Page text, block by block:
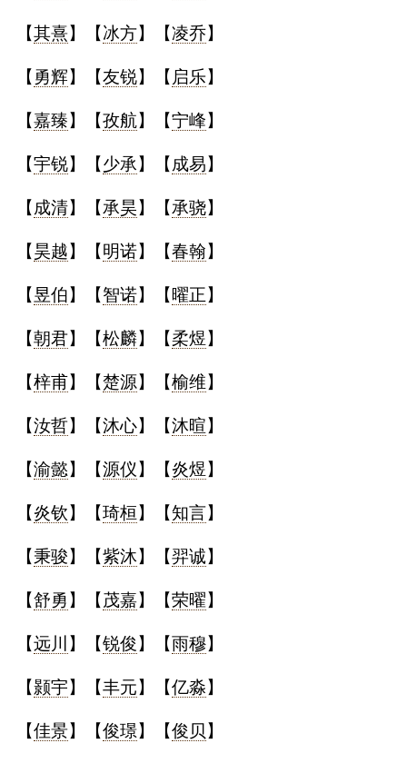
【其熹】【冰方】【凌乔】
【 勇辉】【友锐】【 启乐】
【嘉臻】【孜航】【宁峰】
【宇锐】【少承】【 成易】
【 成清】【承昊】【承骁】
【昊越】【明诺】【春翰】
【昱伯】【智诺】【 曜正】
【朝君】【松麟】【柔煜】
【梓甫】【楚源】【榆维】
【汝哲】【沐心】【沐暄】
【渝懿】【源仪】【炎煜】
【炎钦】【琦桓】【知言】
【秉骏】【紫沐】【羿诚】
【舒勇 】【茂嘉】【荣曜】
【远川 】【锐俊 】【雨穆】
【颢宇】【丰元】【亿淼】
【佳景】【俊璟】【俊贝 】